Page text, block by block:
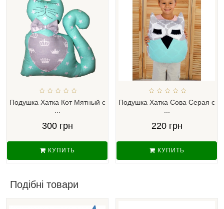
Подушка Хатка Кот Мятный с
300 грн
КУПИТЬ
Подушка Хатка Сова Серая с
220 грн
КУПИТЬ
Подібні товари